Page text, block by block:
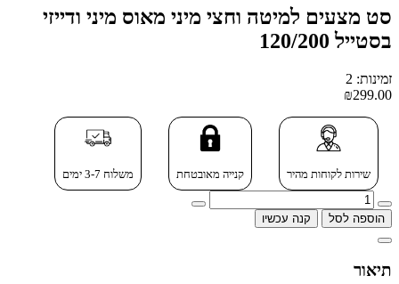
סט מצעים למיטה וחצי מיני מאוס מיני ודייזי
בסטייל 120/200
זמינות: 2
₪299.00
שירות לקוחות מהיר קנייה מאובטחת משלוח 3-7 ימים
הוספה לסל קנה עכשיו
תיאור